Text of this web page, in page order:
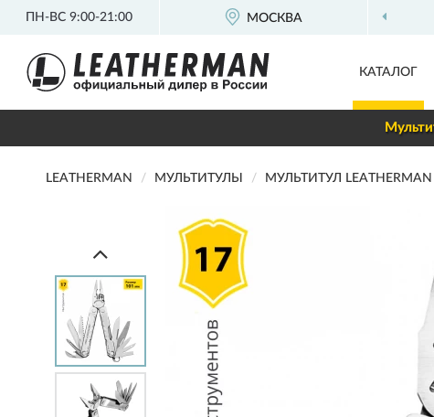
ПН-ВС 9:00-21:00 МОСКВА
ОФИЦИАЛЬНЫЙ ДИЛЕР LEATHERMAN
КАТАЛОГ
LEATHERMAN МУЛЬТИТУЛЫ МУЛЬТИТУЛ LEATHERMAN